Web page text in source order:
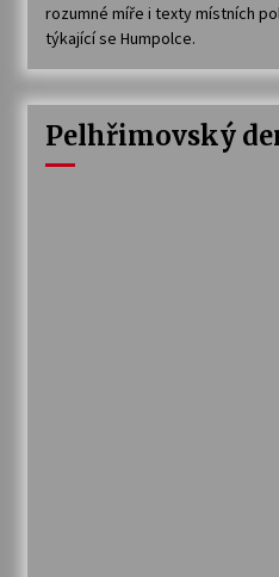
rozumné míře i texty místních
týkající se Humpolce.
Pelhřimovský